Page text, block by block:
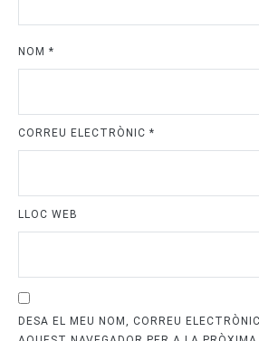
NOM *
CORREU ELECTRÒNIC *
LLOC WEB
DESA EL MEU NOM, CORREU